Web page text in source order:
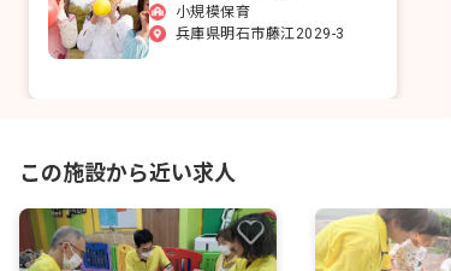
小規模保育
兵庫県明石市藤江2029-3
この施設から近い求人